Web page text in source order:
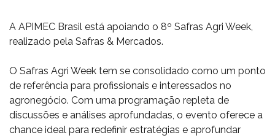
A APIMEC Brasil está apoiando o 8º Safras Agri Week,
realizado pela Safras & Mercados.
O Safras Agri Week tem se consolidado como um ponto
de referência para profissionais e interessados no
agronegócio. Com uma programação repleta de
discussões e análises aprofundadas, o evento oferece a
chance ideal para redefinir estratégias e aprofundar